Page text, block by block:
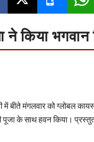
ने किया
में बीते मंगलवार को ग्लोबल
के साथ हवन किया।